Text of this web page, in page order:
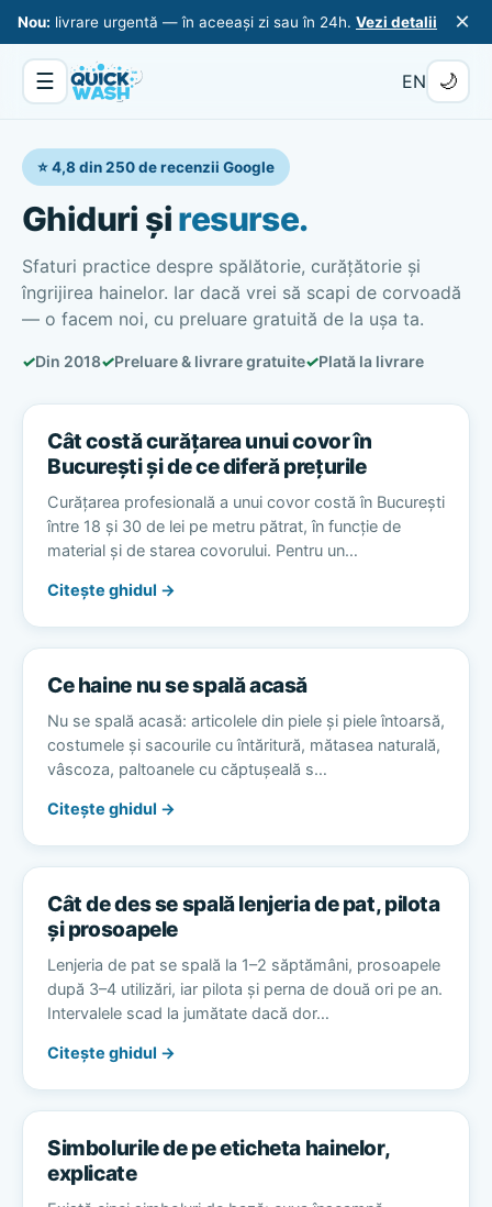
Nou: livrare urgentă — în aceeași zi sau în 24h. Vezi detalii ×
☰ EN 🌙
⭐ 4,8 din 250 de recenzii Google
Ghiduri șiresurse.
Sfaturi practice despre spălătorie, curățătorie și
îngrijirea hainelor. Iar dacă vrei să scapi de corvoadă
— o facem noi, cu preluare gratuită de la ușa ta.
✓Din 2018✓Preluare & livrare gratuite✓Plată la livrare
Cât costă curățarea unui covor în
București și de ce diferă prețurile
Curățarea profesională a unui covor costă în București
între 18 și 30 de lei pe metru pătrat, în funcție de
material și de starea covorului. Pentru un…
Citește ghidul →
Ce haine nu se spală acasă
Nu se spală acasă: articolele din piele și piele întoarsă,
costumele și sacourile cu întăritură, mătasea naturală,
vâscoza, paltoanele cu căptușeală s…
Citește ghidul →
Cât de des se spală lenjeria de pat, pilota
și prosoapele
Lenjeria de pat se spală la 1–2 săptămâni, prosoapele
după 3–4 utilizări, iar pilota și perna de două ori pe an.
Intervalele scad la jumătate dacă dor…
Citește ghidul →
Simbolurile de pe eticheta hainelor,
explicate